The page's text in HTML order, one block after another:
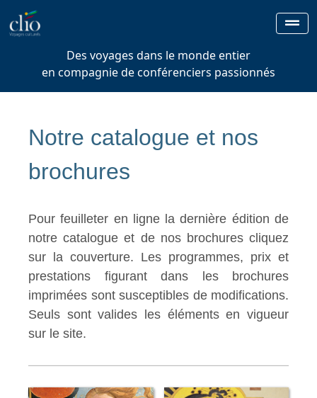
Des voyages dans le monde entier
en compagnie de conférenciers passionnés
Notre catalogue et nos
brochures
Pour feuilleter en ligne la dernière édition de
notre catalogue et de nos brochures cliquez
sur la couverture. Les programmes, prix et
prestations figurant dans les brochures
imprimées sont susceptibles de modifications.
Seuls sont valides les éléments en vigueur
sur le site.